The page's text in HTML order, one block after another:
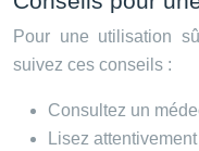
Pour une utilisation
suivez ces conseils :
Consultez un
Lisez